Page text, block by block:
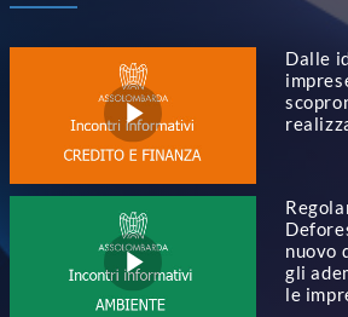
Dalle
nuovo
gli
le